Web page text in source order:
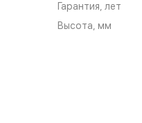
Гарантия, лет
Высота, мм